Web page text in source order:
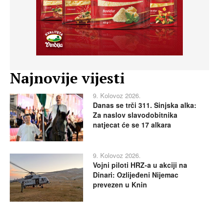
Najnovije vijesti
9. Kolovoz 2026.
Danas se trči 311. Sinjska alka:
Za naslov slavodobitnika
natjecat će se 17 alkara
9. Kolovoz 2026.
Vojni piloti HRZ-a u akciji na
Dinari: Ozlijeđeni Nijemac
prevezen u Knin